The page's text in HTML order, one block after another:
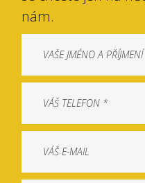
nám.